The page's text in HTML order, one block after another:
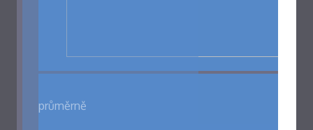
průměrně